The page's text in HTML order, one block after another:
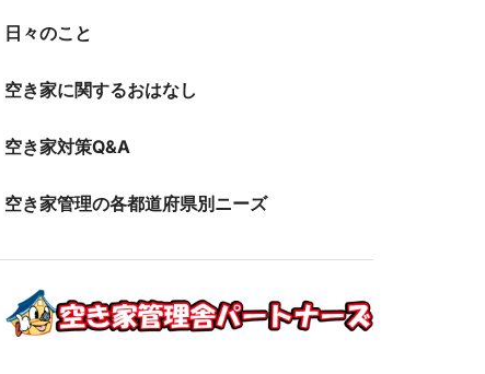
日々のこと
空き家に関するおはなし
空き家対策Q&A
空き家管理の各都道府県別ニーズ